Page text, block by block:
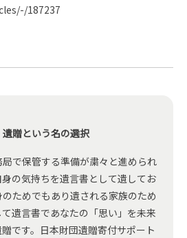
187237
贈という名の選択
で保管する準備が粛々と進められ
の気持ちを遺言書として遺してお
ためでもあり遺される家族のため
遺言書であなたの「思い」を未来
です。日本財団遺贈寄付サポート